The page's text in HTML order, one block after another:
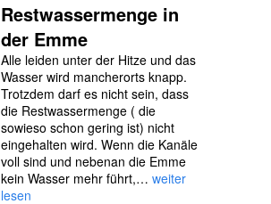
Restwassermenge in
der Emme
Alle leiden unter der Hitze und das
Wasser wird mancherorts knapp.
Trotzdem darf es nicht sein, dass
die Restwassermenge ( die
sowieso schon gering ist) nicht
eingehalten wird. Wenn die Kanäle
voll sind und nebenan die Emme
kein Wasser mehr führt,… weiter
lesen